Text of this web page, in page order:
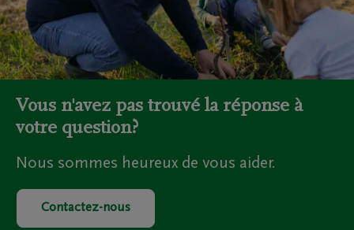
Vous n'avez pas trouvé la réponse à
votre question?
Nous sommes heureux de vous aider.
Contactez-nous